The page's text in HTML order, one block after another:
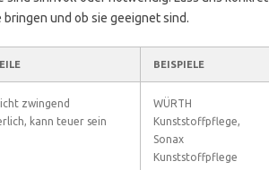
und ob sie geeignet sind.
BEISPIELE
zwingend
kann teuer sein
WÜRTH
Kunststoffpflege,
Sonax
Kunststoffpflege